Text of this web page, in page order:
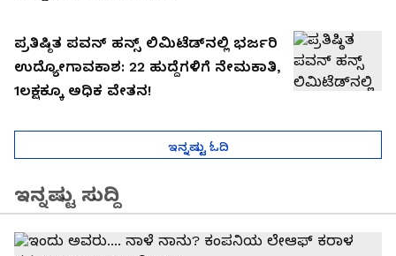
ಪ್ರತಿಷ್ಠಿತ ಪವನ್ ಹನ್ಸ್ ಲಿಮಿಟೆಡ್‌ನಲ್ಲಿ ಭರ್ಜರಿ
ಉದ್ಯೋಗಾವಕಾಶ: 22 ಹುದ್ದೆಗಳಿಗೆ ನೇಮಕಾತಿ,
1ಲಕ್ಷಕ್ಕೂ ಅಧಿಕ ವೇತನ!
ಇನ್ನಷ್ಟು ಓದಿ
ಇನ್ನಷ್ಟು ಸುದ್ದಿ